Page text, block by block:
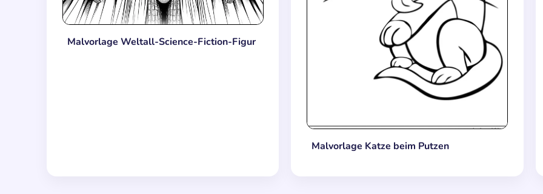
Malvorlage Weltall-Science-Fiction-Figur
Malvorlage Katze beim Putzen